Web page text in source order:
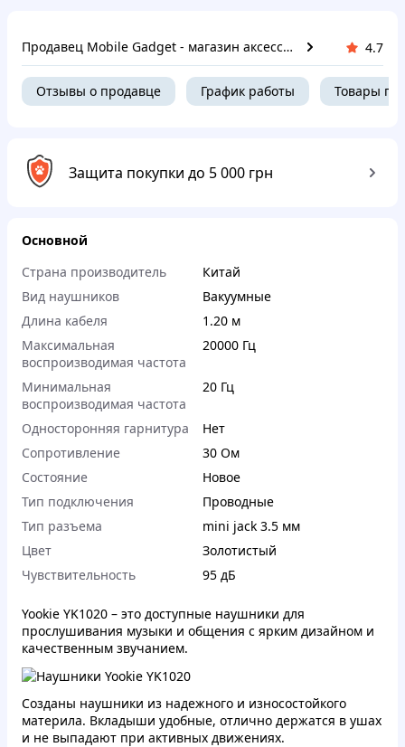
Продавец Mobile Gadget - магазин аксессуаров и комплектующих для гаджетов 4.7
Отзывы о продавце График работы Товары
Защита покупки до 5 000 грн
Основной
Страна производитель
Китай
Вид наушников
Вакуумные
Длина кабеля
1.20 м
Максимальная
воспроизводимая частота
20000 Гц
Минимальная
воспроизводимая частота
20 Гц
Односторонняя гарнитура
Нет
Сопротивление
30 Ом
Состояние
Новое
Тип подключения
Проводные
Тип разъема
mini jack 3.5 мм
Цвет
Золотистый
Чувствительность
95 дБ
Yookie YK1020 – это доступные наушники для
прослушивания музыки и общения с ярким дизайном и
качественным звучанием.
Созданы наушники из надежного и износостойкого
материла. Вкладыши удобные, отлично держатся в ушах
и не выпадают при активных движениях.